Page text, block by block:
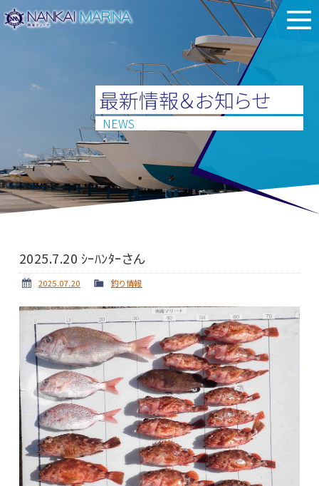
最新情報＆お知らせ
NEWS
2025.7.20 ｼｰﾊﾝﾀｰさん
2025.07.20 釣り情報